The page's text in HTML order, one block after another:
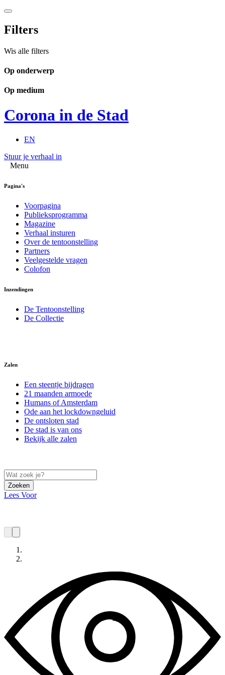
Filters
Wis alle filters
Op onderwerp
Op medium
Corona in de Stad
EN
Stuur je verhaal in
Menu
Pagina's
Voorpagina
Publieksprogramma
Magazine
Verhaal insturen
Over de tentoonstelling
Partners
Veelgestelde vragen
Colofon
Inzendingen
De Tentoonstelling
De Collectie
Zalen
Een steentje bijdragen
21 maanden armoede
Humans of Amsterdam
Ode aan het lockdowngeluid
De ontsloten stad
De stad is van ons
Bekijk alle zalen
Zoeken
Lees Voor